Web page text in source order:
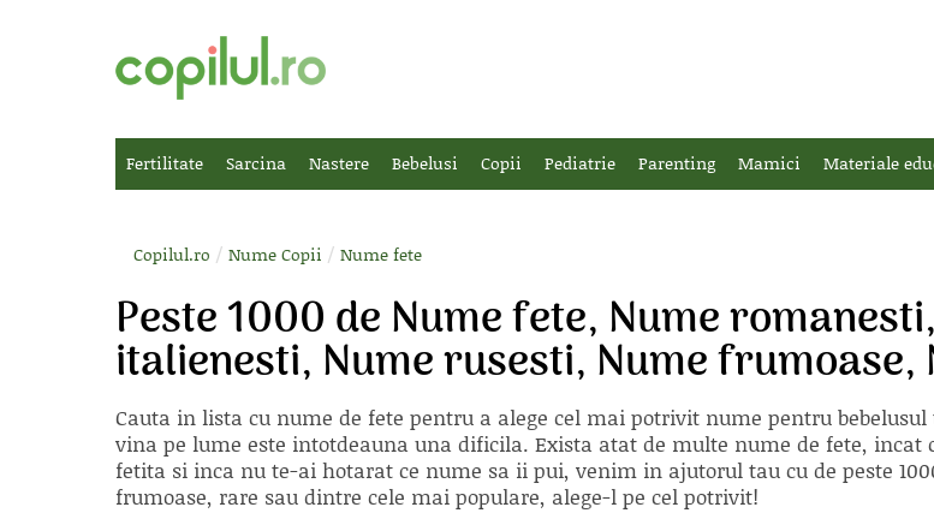
Fertilitate Sarcina Nastere Bebelusi Copii Pediatrie Parenting Mamici Materiale
Copilul.ro / Nume Copii / Nume fete
Peste 1000 de Nume fete, Nume
italienesti, Nume rusesti, Nume frumoase,
Cauta in lista cu nume de fete pentru a alege cel mai potrivit nume pentru
vina pe lume este intotdeauna una dificila. Exista atat de multe nume de fete, incat
fetita si inca nu te-ai hotarat ce nume sa ii pui, venim in ajutorul tau cu de peste
frumoase, rare sau dintre cele mai populare, alege-l pe cel potrivit!